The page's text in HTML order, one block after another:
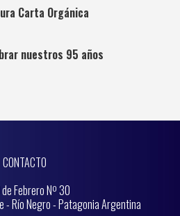
Carta Orgánica
nuestros 95 años
CONTACTO
Febrero Nº 30
- Río Negro - Patagonia Argentina